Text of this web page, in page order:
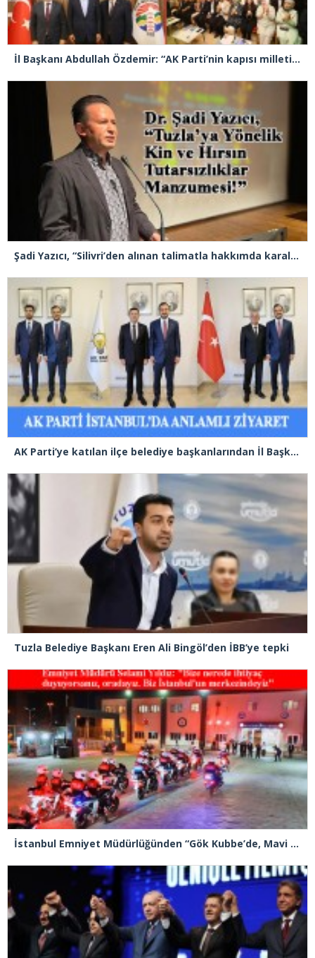
İl Başkanı Abdullah Özdemir: “AK Parti’nin kapısı milletine hizmet etmek isteyen herkese açıktır”
Şadi Yazıcı, “Silivri’den alınan talimatla hakkımda karalama kampanyası yürütülüyor”
AK Parti’ye katılan ilçe belediye başkanlarından İl Başkanı Özdemir’e ziyaret
Tuzla Belediye Başkanı Eren Ali Bingöl’den İBB’ye tepki
İstanbul Emniyet Müdürlüğünden “Gök Kubbe’de, Mavi Vatan’da, Şanlı Topraklarda: İstanbul Emniyeti Her Yerde” paylaşımı